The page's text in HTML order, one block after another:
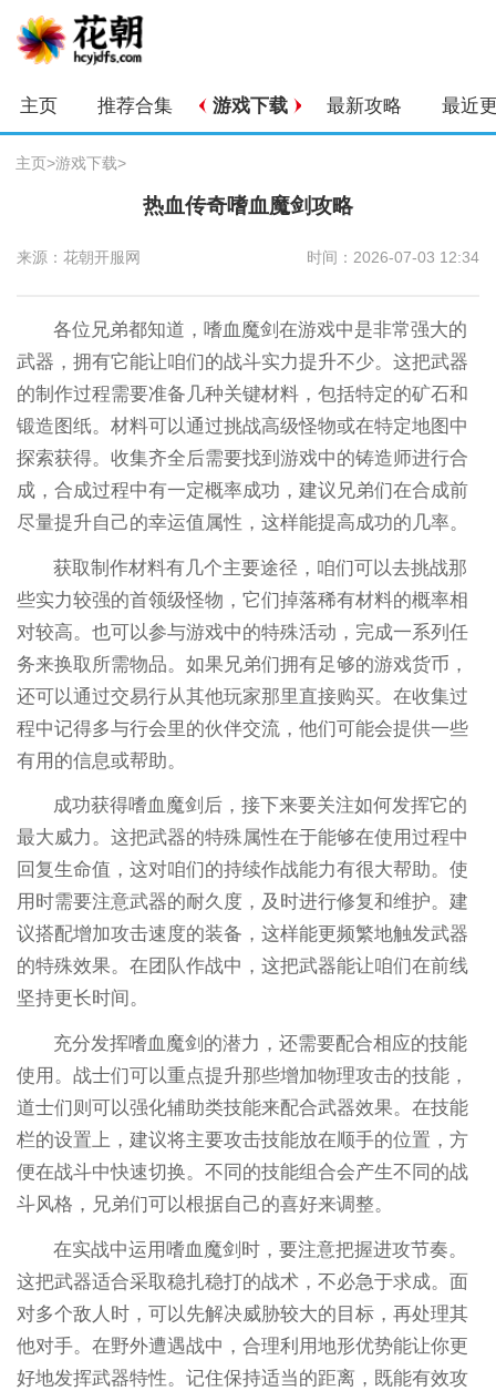
主页 推荐合集 游戏下载 最新攻略 最近
主页>游戏下载>
热血传奇嗜血魔剑攻略
来源：花朝开服网 时间：2026-07-03 12:34
各位兄弟都知道，嗜血魔剑在游戏中是非常强大的
武器，拥有它能让咱们的战斗实力提升不少。这把武器
的制作过程需要准备几种关键材料，包括特定的矿石和
锻造图纸。材料可以通过挑战高级怪物或在特定地图中
探索获得。收集齐全后需要找到游戏中的铸造师进行合
成，合成过程中有一定概率成功，建议兄弟们在合成前
尽量提升自己的幸运值属性，这样能提高成功的几率。
获取制作材料有几个主要途径，咱们可以去挑战那
些实力较强的首领级怪物，它们掉落稀有材料的概率相
对较高。也可以参与游戏中的特殊活动，完成一系列任
务来换取所需物品。如果兄弟们拥有足够的游戏货币，
还可以通过交易行从其他玩家那里直接购买。在收集过
程中记得多与行会里的伙伴交流，他们可能会提供一些
有用的信息或帮助。
成功获得嗜血魔剑后，接下来要关注如何发挥它的
最大威力。这把武器的特殊属性在于能够在使用过程中
回复生命值，这对咱们的持续作战能力有很大帮助。使
用时需要注意武器的耐久度，及时进行修复和维护。建
议搭配增加攻击速度的装备，这样能更频繁地触发武器
的特殊效果。在团队作战中，这把武器能让咱们在前线
坚持更长时间。
充分发挥嗜血魔剑的潜力，还需要配合相应的技能
使用。战士们可以重点提升那些增加物理攻击的技能，
道士们则可以强化辅助类技能来配合武器效果。在技能
栏的设置上，建议将主要攻击技能放在顺手的位置，方
便在战斗中快速切换。不同的技能组合会产生不同的战
斗风格，兄弟们可以根据自己的喜好来调整。
在实战中运用嗜血魔剑时，要注意把握进攻节奏。
这把武器适合采取稳扎稳打的战术，不必急于求成。面
对多个敌人时，可以先解决威胁较大的目标，再处理其
他对手。在野外遭遇战中，合理利用地形优势能让你更
好地发挥武器特性。记住保持适当的距离，既能有效攻